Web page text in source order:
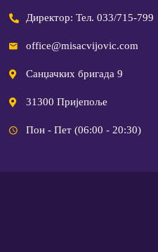
Директор: Тел. 033/715-799
office@misacvijovic.com
Санџачких бригада 9
31300 Пријепоље
Пон - Пет (06:00 - 20:30)